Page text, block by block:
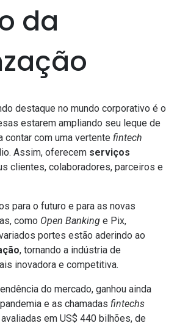
da
destaque no mundo corporativo é o
estarem ampliando seu leque de
contar com uma vertente fintech
Assim, oferecem serviços
clientes, colaboradores, parceiros e
para o futuro e para as novas
como Open Banking e Pix,
portes estão aderindo ao
, tornando a indústria de
inovadora e competitiva.
do mercado, ganhou ainda
e as chamadas fintechs
em US$ 440 bilhões, de